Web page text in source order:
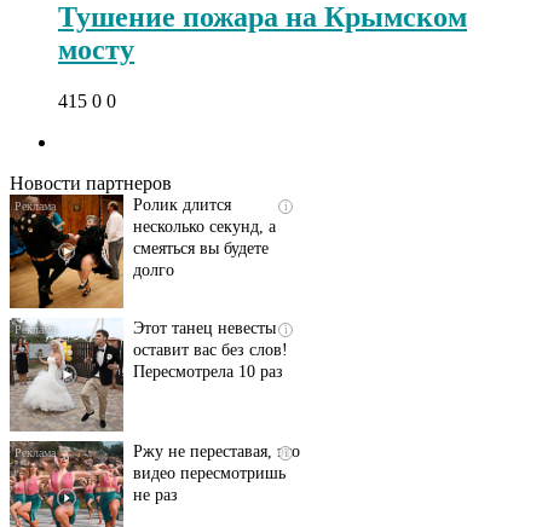
Тушение пожара на Крымском
мосту
415 0 0
Новости партнеров
i
Ролик длится
несколько секунд, а
смеяться вы будете
долго
i
Этот танец невесты
оставит вас без слов!
Пересмотрела 10 раз
i
Ржу не переставая, это
видео пересмотришь
не раз